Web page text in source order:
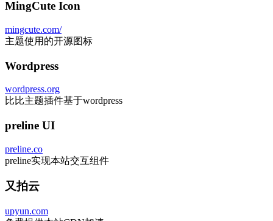
MingCute Icon
mingcute.com/
主题使用的开源图标
Wordpress
wordpress.org
比比主题插件基于wordpress
preline UI
preline.co
preline实现本站交互组件
又拍云
upyun.com